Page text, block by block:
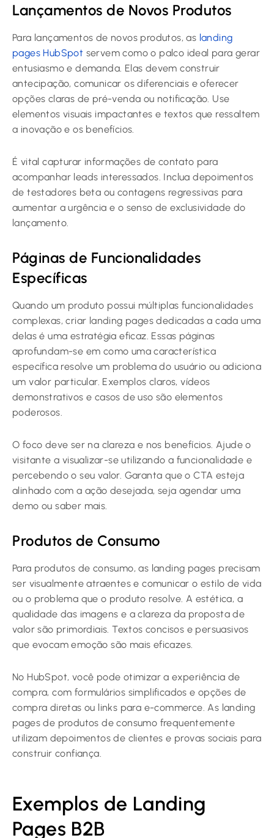
Lançamentos de Novos Produtos
Para lançamentos de novos produtos, as landing
pages HubSpot servem como o palco ideal para gerar
entusiasmo e demanda. Elas devem construir
antecipação, comunicar os diferenciais e oferecer
opções claras de pré-venda ou notificação. Use
elementos visuais impactantes e textos que ressaltem
a inovação e os benefícios.
É vital capturar informações de contato para
acompanhar leads interessados. Inclua depoimentos
de testadores beta ou contagens regressivas para
aumentar a urgência e o senso de exclusividade do
lançamento.
Páginas de Funcionalidades
Específicas
Quando um produto possui múltiplas funcionalidades
complexas, criar landing pages dedicadas a cada uma
delas é uma estratégia eficaz. Essas páginas
aprofundam-se em como uma característica
específica resolve um problema do usuário ou adiciona
um valor particular. Exemplos claros, vídeos
demonstrativos e casos de uso são elementos
poderosos.
O foco deve ser na clareza e nos benefícios. Ajude o
visitante a visualizar-se utilizando a funcionalidade e
percebendo o seu valor. Garanta que o CTA esteja
alinhado com a ação desejada, seja agendar uma
demo ou saber mais.
Produtos de Consumo
Para produtos de consumo, as landing pages precisam
ser visualmente atraentes e comunicar o estilo de vida
ou o problema que o produto resolve. A estética, a
qualidade das imagens e a clareza da proposta de
valor são primordiais. Textos concisos e persuasivos
que evocam emoção são mais eficazes.
No HubSpot, você pode otimizar a experiência de
compra, com formulários simplificados e opções de
compra diretas ou links para e-commerce. As landing
pages de produtos de consumo frequentemente
utilizam depoimentos de clientes e provas sociais para
construir confiança.
Exemplos de Landing
Pages B2B